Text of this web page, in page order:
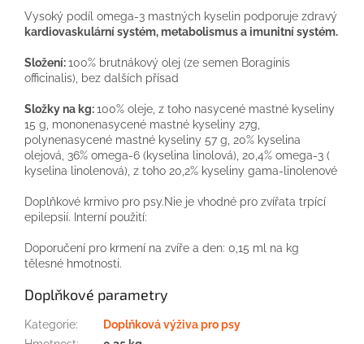
Vysoký podíl omega-3 mastných kyselin podporuje zdravý
kardiovaskulární systém, metabolismus a imunitní systém.
Složení:100% brutnákový olej (ze semen Boraginis
officinalis), bez dalších přísad
Složky na kg:100% oleje, z toho nasycené mastné kyseliny
15 g, mononenasycené mastné kyseliny 27g,
polynenasycené mastné kyseliny 57 g, 20% kyselina
olejová, 36% omega-6 (kyselina linolová), 20,4% omega-3 (
kyselina linolenová), z toho 20,2% kyseliny gama-linolenové
Doplňkové krmivo pro psy.Nie je vhodné pro zvířata trpící
epilepsií. Interní použití:
Doporučení pro krmení na zvíře a den: 0,15 ml na kg
tělesné hmotnosti.
Doplňkové parametry
Kategorie:
Doplňková výživa pro psy